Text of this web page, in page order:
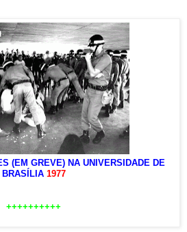
(EM GREVE) NA UNIVERSIDADE DE
BRASÍLIA 1977
++++++++++